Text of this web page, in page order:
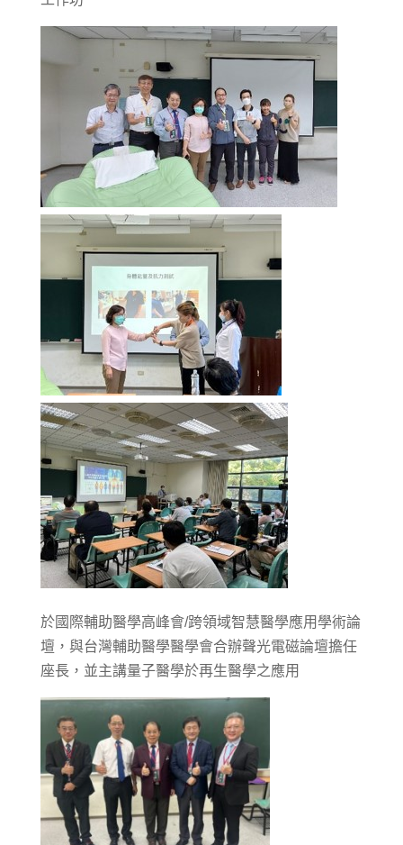
於國際輔助醫學高峰會/跨領域智慧醫學應用學術論
壇，與台灣輔助醫學醫學會合辦聲光電磁論壇擔任
座長，並主講量子醫學於再生醫學之應用